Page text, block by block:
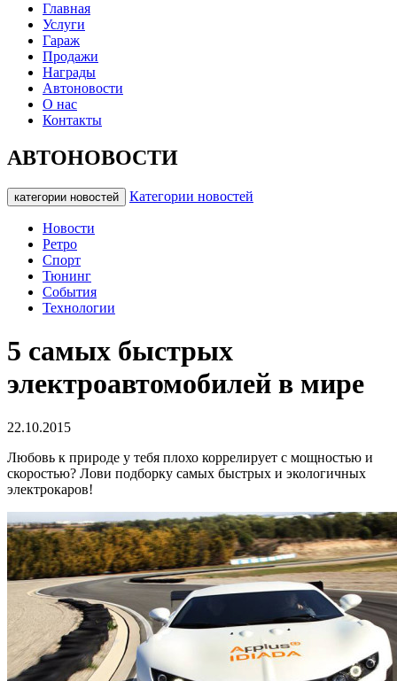
Главная
Услуги
Гараж
Продажи
Награды
Автоновости
О нас
Контакты
АВТОНОВОСТИ
категории новостей Категории новостей
Новости
Ретро
Спорт
Тюнинг
События
Технологии
5 самых быстрых
электроавтомобилей в мире
22.10.2015
Любовь к природе у тебя плохо коррелирует с мощностью и
скоростью? Лови подборку самых быстрых и экологичных
электрокаров!